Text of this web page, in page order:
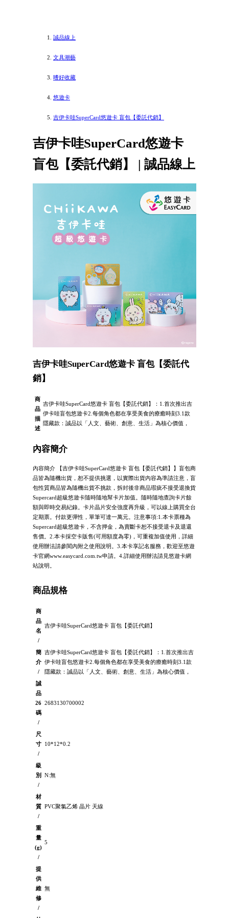
誠品線上
文具潮藝
嗜好收藏
悠遊卡
吉伊卡哇SuperCard悠遊卡 盲包【委託代銷】
吉伊卡哇SuperCard悠遊卡
盲包【委託代銷】 | 誠品線上
吉伊卡哇SuperCard悠遊卡 盲包【委託代
銷】
商
品
描
述
吉伊卡哇SuperCard悠遊卡 盲包【委託代銷】：1.首次推出吉
伊卡哇盲包悠遊卡2.每個角色都在享受美食的療癒時刻3.1款
隱藏款：誠品以「人文、藝術、創意、生活」為核心價值，
內容簡介
內容簡介 【吉伊卡哇SuperCard悠遊卡 盲包【委託代銷】】盲包商
品皆為隨機出貨，恕不提供挑選，以實際出貨內容為準請注意，盲
包性質商品皆為隨機出貨不挑款，拆封後非商品瑕疵不接受退換貨
Supercard超級悠遊卡隨時隨地幫卡片加值。隨時隨地查詢卡片餘
額與即時交易紀錄。卡片晶片安全強度再升級，可以線上購買全台
定期票。付款更彈性，單筆可達一萬元。注意事項:1.本卡票種為
Supercard超級悠遊卡，不含押金，為賣斷卡恕不接受退卡及退還
售價。2.本卡採空卡販售(可用額度為零)，可重複加值使用，詳細
使用辦法請參閱內附之使用說明。3.本卡享記名服務，歡迎至悠遊
卡官網www.easycard.com.tw申請。4.詳細使用辦法請見悠遊卡網
站說明。
商品規格
商
品
名
/
吉伊卡哇SuperCard悠遊卡 盲包【委託代銷】
簡
介
/
吉伊卡哇SuperCard悠遊卡 盲包【委託代銷】：1.首次推出吉
伊卡哇盲包悠遊卡2.每個角色都在享受美食的療癒時刻3.1款
隱藏款：誠品以「人文、藝術、創意、生活」為核心價值，
誠
品
26
碼
/
2683130700002
尺
寸
/
10*12*0.2
級
別
/
N:無
材
質
/
PVC聚氯乙烯 晶片 天線
重
量
(g)
/
5
提
供
維
修
/
無